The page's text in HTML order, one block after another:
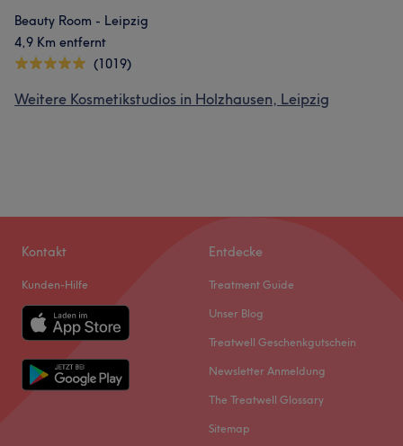
Beauty Room - Leipzig
4,9 Km entfernt
(1019)
Weitere Kosmetikstudios in Holzhausen, Leipzig
Kontakt
Kunden-Hilfe
Entdecke
Treatment Guide
Unser Blog
Treatwell Geschenkgutschein
Newsletter Anmeldung
The Treatwell Glossary
Sitemap